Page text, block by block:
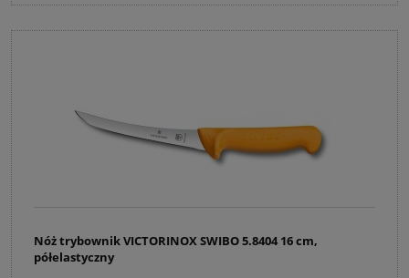
Nóż trybownik VICTORINOX SWIBO 5.8404 16 cm,
półelastyczny